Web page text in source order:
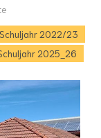
Schuljahr 2022/23
2025_26